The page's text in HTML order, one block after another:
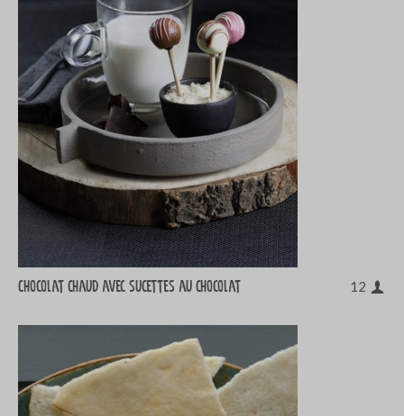
Chocolat chaud avec sucettes au chocolat 12